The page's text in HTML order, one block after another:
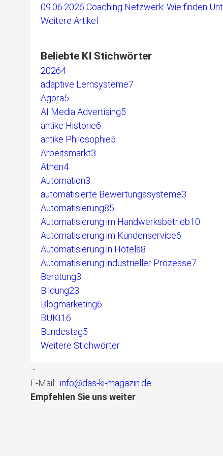
09.06.2026 Coaching Netzwerk: Wie finden
Weitere Artikel
Beliebte KI Stichwörter
20264
adaptive Lernsysteme7
Agora5
AI Media Advertising5
antike Historie6
antike Philosophie5
Arbeitsmarkt3
Athen4
Automation3
automatisierte Bewertungssysteme3
Automatisierung85
Automatisierung im Handwerksbetrieb10
Automatisierung im Kundenservice6
Automatisierung in Hotels8
Automatisierung industrieller Prozesse7
Beratung3
Bildung23
Blogmarketing6
BUKI16
Bundestag5
Weitere Stichwörter
-
E-Mail: info@das-ki-magazin.de
Empfehlen Sie uns weiter